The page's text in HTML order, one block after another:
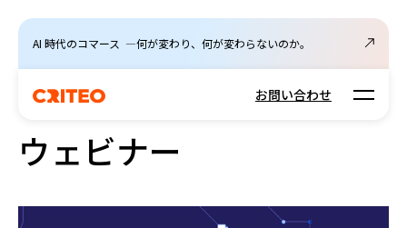
AI 時代のコマース ―何が変わり、何が変わらないのか。
お問い合わせ Open
ウェビナー